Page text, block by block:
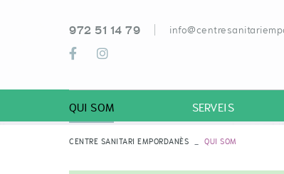
972 51 14 79
QUI SOM SERVEIS
CENTRE SANITARI EMPORDANÈS QUI SOM